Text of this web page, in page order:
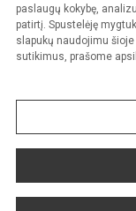
paslaugų kokybę,
patirtį. Spustelėję
slapukų naudojimu
sutikimus, prašome
Kopijuoti turinį be
Sumanus būdas